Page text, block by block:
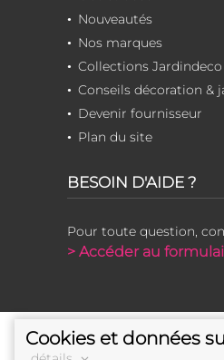
Nouveautés
Nos marques
Collections Jardindeco
Conseils décoration &
Devenir fournisseur
Plan du site
BESOIN D'AIDE ?
Pour toute question,
> Accéder au
Cookies et données